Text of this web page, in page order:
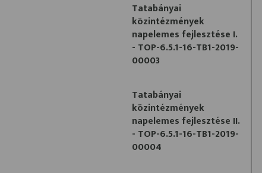
Tatabányai
közintézmények
napelemes fejlesztése I.
- TOP-6.5.1-16-TB1-2019-
00003
Tatabányai
közintézmények
napelemes fejlesztése II.
- TOP-6.5.1-16-TB1-2019-
00004